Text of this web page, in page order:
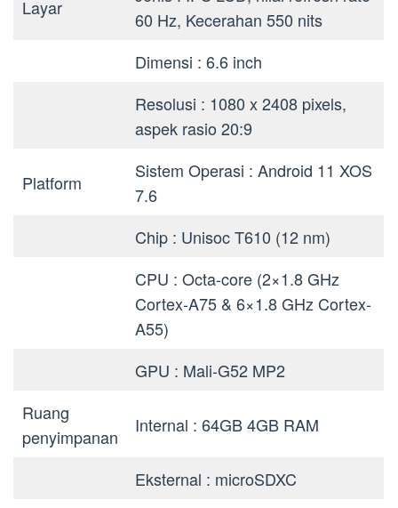
Layar
60 Hz, Kecerahan 550 nits
Dimensi : 6.6 inch
Resolusi : 1080 x 2408 pixels,
aspek rasio 20:9
Platform
Sistem Operasi : Android 11 XOS
7.6
Chip : Unisoc T610 (12 nm)
CPU : Octa-core (2×1.8 GHz
Cortex-A75 & 6×1.8 GHz Cortex-
A55)
GPU : Mali-G52 MP2
Ruang
penyimpanan
Internal : 64GB 4GB RAM
Eksternal : microSDXC